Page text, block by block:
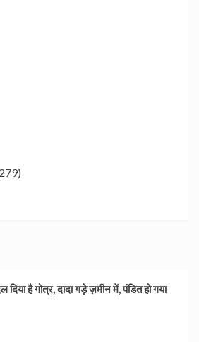
दिया है गोत्र, दादा गड़े ज़मीन में, पंडित हो गया